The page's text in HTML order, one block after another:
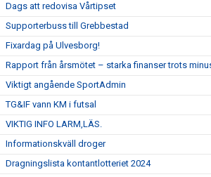
Dags att redovisa Vårtipset
Supporterbuss till Grebbestad
Fixardag på Ulvesborg!
Rapport från årsmötet – starka finanser trots
Viktigt angående SportAdmin
TG&IF vann KM i futsal
VIKTIG INFO LARM,LÄS.
Informationskväll droger
Dragningslista kontantlotteriet 2024